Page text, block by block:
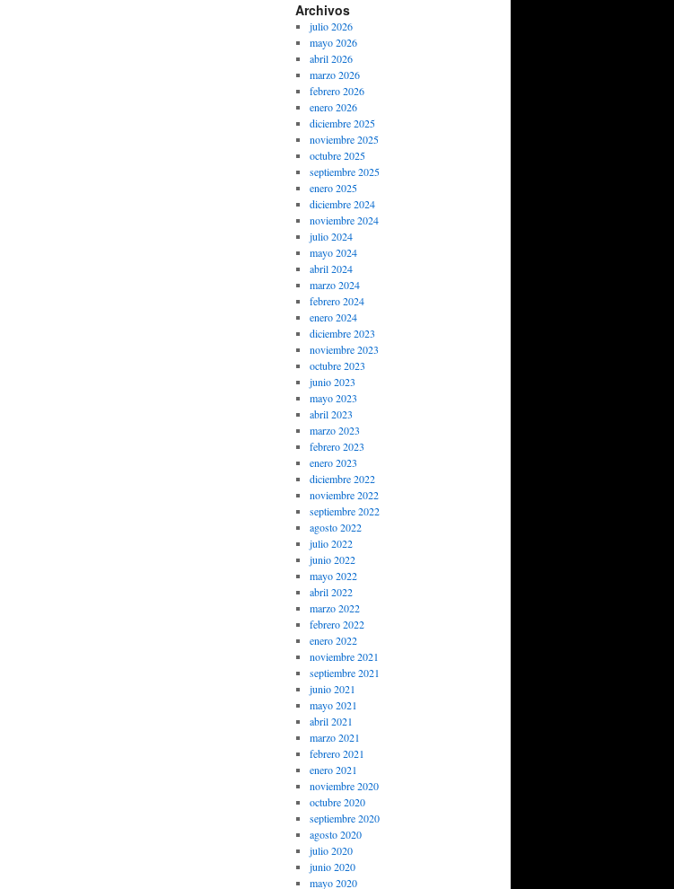
Archivos
julio 2026
mayo 2026
abril 2026
marzo 2026
febrero 2026
enero 2026
diciembre 2025
noviembre 2025
octubre 2025
septiembre 2025
enero 2025
diciembre 2024
noviembre 2024
julio 2024
mayo 2024
abril 2024
marzo 2024
febrero 2024
enero 2024
diciembre 2023
noviembre 2023
octubre 2023
junio 2023
mayo 2023
abril 2023
marzo 2023
febrero 2023
enero 2023
diciembre 2022
noviembre 2022
septiembre 2022
agosto 2022
julio 2022
junio 2022
mayo 2022
abril 2022
marzo 2022
febrero 2022
enero 2022
noviembre 2021
septiembre 2021
junio 2021
mayo 2021
abril 2021
marzo 2021
febrero 2021
enero 2021
noviembre 2020
octubre 2020
septiembre 2020
agosto 2020
julio 2020
junio 2020
mayo 2020